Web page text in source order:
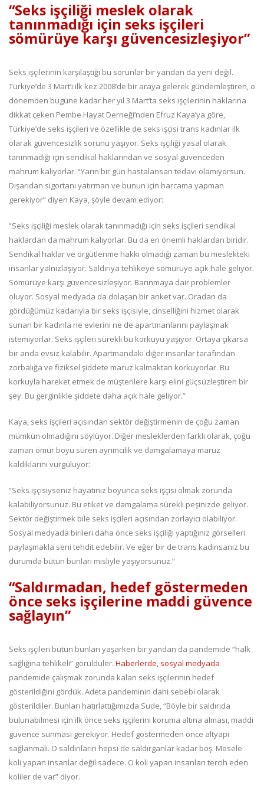
“Seks işçiliği meslek olarak
tanınmadığı için seks işçileri
sömürüye karşı güvencesizleşiyor”
Seks işçilerinin karşılaştığı bu sorunlar bir yandan da yeni değil.
Türkiye’de 3 Mart’ı ilk kez 2008’de bir araya gelerek gündemleştiren, o
dönemden bugüne kadar her yıl 3 Mart’ta seks işçilerinin haklarına
dikkat çeken Pembe Hayat Derneği’nden Efruz Kaya’ya göre,
Türkiye’de seks işçileri ve özellikle de seks işçisi trans kadınlar ilk
olarak güvencesizlik sorunu yaşıyor. Seks işçiliği yasal olarak
tanınmadığı için sendikal haklarından ve sosyal güvenceden
mahrum kalıyorlar. “Yarın bir gün hastalansan tedavi olamıyorsun.
Dışarıdan sigortanı yatırman ve bunun için harcama yapman
gerekiyor” diyen Kaya, şöyle devam ediyor:
“Seks işçiliği meslek olarak tanınmadığı için seks işçileri sendikal
haklardan da mahrum kalıyorlar. Bu da en önemli haklardan biridir.
Sendikal haklar ve örgütlenme hakkı olmadığı zaman bu meslekteki
insanlar yalnızlaşıyor. Saldırıya tehlikeye sömürüye açık hale geliyor.
Sömürüye karşı güvencesizleşiyor. Barınmaya dair problemler
oluyor. Sosyal medyada da dolaşan bir anket var. Oradan da
gördüğümüz kadarıyla bir seks işçisiyle, cinselliğini hizmet olarak
sunan bir kadınla ne evlerini ne de apartmanlarını paylaşmak
istemiyorlar. Seks işçileri sürekli bu korkuyu yaşıyor. Ortaya çıkarsa
bir anda evsiz kalabilir. Apartmandaki diğer insanlar tarafından
zorbalığa ve fiziksel şiddete maruz kalmaktan korkuyorlar. Bu
korkuyla hareket etmek de müşterilere karşı elini güçsüzleştiren bir
şey. Bu gerginlikle şiddete daha açık hale geliyor.”
Kaya, seks işçileri açısından sektör değiştirmenin de çoğu zaman
mümkün olmadığını söylüyor. Diğer mesleklerden farklı olarak, çoğu
zaman ömür boyu süren ayrımcılık ve damgalamaya maruz
kaldıklarını vurguluyor:
“Seks işçisiyseniz hayatınız boyunca seks işçisi olmak zorunda
kalabiliyorsunuz. Bu etiket ve damgalama sürekli peşinizde geliyor.
Sektör değiştirmek bile seks işçileri açısından zorlayıcı olabiliyor.
Sosyal medyada birileri daha önce seks işçiliği yaptığınız görselleri
paylaşmakla seni tehdit edebilir. Ve eğer bir de trans kadınsanız bu
durumda bütün bunları misliyle yaşıyorsunuz.”
“Saldırmadan, hedef göstermeden
önce seks işçilerine maddi güvence
sağlayın”
Seks işçileri bütün bunları yaşarken bir yandan da pandemide “halk
sağlığına tehlikeli” görüldüler. Haberlerde, sosyal medyada
pandemide çalışmak zorunda kalan seks işçilerinin hedef
gösterildiğini gördük. Adeta pandeminin dahi sebebi olarak
gösterildiler. Bunları hatırlattığımızda Sude, “Böyle bir saldırıda
bulunabilmesi için ilk önce seks işçilerini koruma altına alması, maddi
güvence sunması gerekiyor. Hedef göstermeden önce altyapı
sağlanmalı. O saldırıların hepsi de saldırganlar kadar boş. Mesele
koli yapan insanlar değil sadece. O koli yapan insanları tercih eden
koliler de var” diyor.